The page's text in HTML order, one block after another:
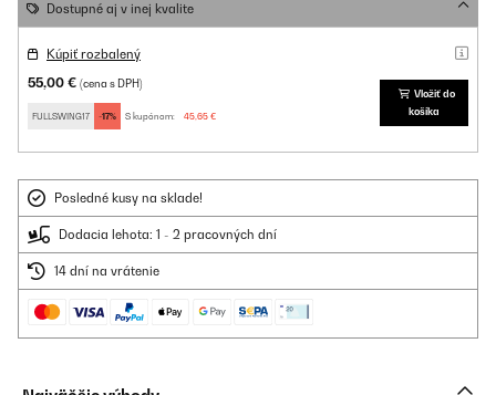
Dostupné aj v inej kvalite
Kúpiť rozbalený
55,00 € (cena s DPH)
FULLSWING17 -17% S kupónom: 45,65 €
Vložiť do
košíka
Posledné kusy na sklade!
Dodacia lehota: 1 - 2 pracovných dní
14 dní na vrátenie